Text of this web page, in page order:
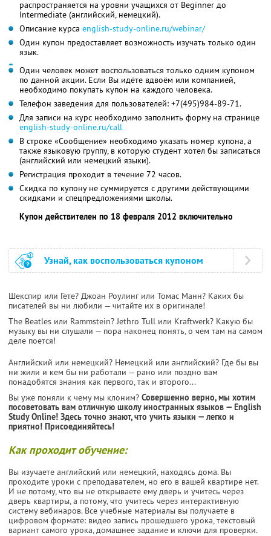
распространяется на уровни учащихся от Beginner до
Intermediate (английский, немецкий).
Описание курса english-study-online.ru/webinar/
Один купон предоставляет возможность изучать только один
язык.
Один человек может воспользоваться только одним купоном
по данной акции. Если Вы идёте вдвоём или компанией,
необходимо покупать купон на каждого человека.
Телефон заведения для пользователей: +7(495)984-89-71.
Для записи на курс необходимо заполнить форму на странице
english-study-online.ru/call
В строке «Сообщение» необходимо указать номер купона, а
также языковую группу, в которую студент хотел бы записаться
(английский или немецкий языки).
Регистрация проходит в течение 72 часов.
Скидка по купону не суммируется с другими действующими
скидками и спецпредложениями школы.
Купон действителен по 18 февраля 2012 включительно
Узнай, как воспользоваться купоном
Шекспир или Гете? Джоан Роулинг или Томас Манн? Каких бы
писателей вы ни любили — читайте их в оригинале!
The Beatles или Rammstein? Jethro Tull или Kraftwerk? Какую бы
музыку вы ни слушали — пора наконец понять, о чем там на самом
деле поется!
Английский или немецкий? Немецкий или английский? Где бы вы
ни жили и кем бы ни работали — рано или поздно вам
понадобятся знания как первого, так и второго...
Вы уже поняли к чему мы клоним? Совершенно верно, мы хотим
посоветовать вам отличную школу иностранных языков — English
Study Online! Здесь точно знают, что учить языки — легко и
приятно! Присоединяйтесь!
Как проходит обучение:
Вы изучаете английский или немецкий, находясь дома. Вы
проходите уроки с преподавателем, но его в вашей квартире нет.
И не потому, что вы не открываете ему дверь и учитесь через
дверь квартиры, а потому, что учитесь через интерактивную
систему вебинаров. Все учебные материалы вы получаете в
цифровом формате: видео запись прошедшего урока, текстовый
вариант самого урока, домашнее задание и ключи для проверки.